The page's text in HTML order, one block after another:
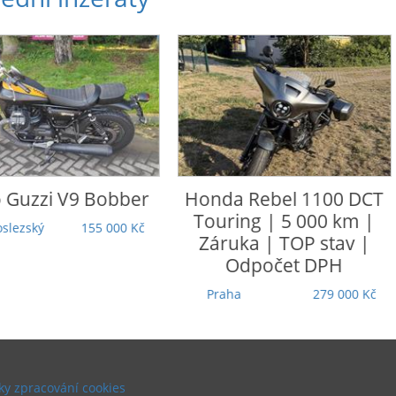
Rebel 1100 DCT
| 5 000 km |
| TOP stav |
Honda CRF 1100 L Africa
Twin Adventure Sports
Ústecký 305 000 Kč
zpracování cookies